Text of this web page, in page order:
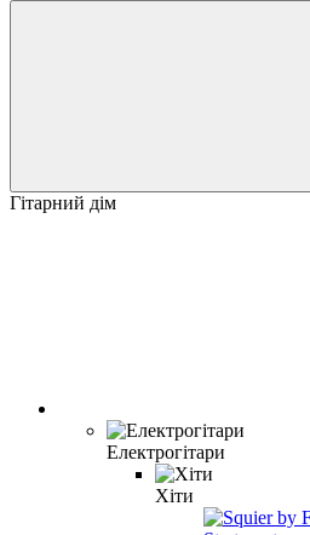
Гітарний дім
Електрогітари
Хіти